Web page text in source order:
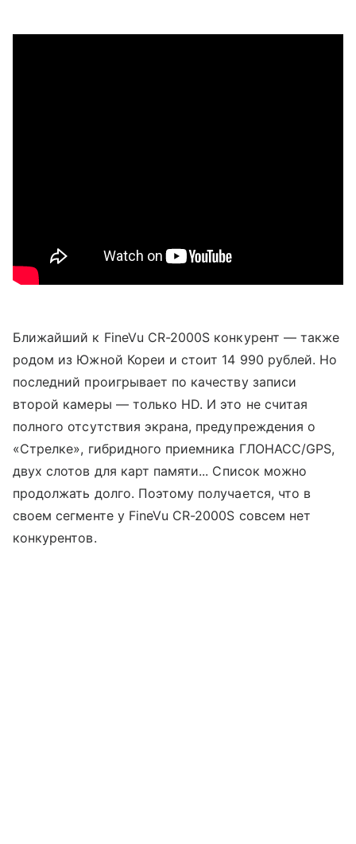
Ближайший к FineVu CR-2000S конкурент — также
родом из Южной Кореи и стоит 14 990 рублей. Но
последний проигрывает по качеству записи
второй камеры — только HD. И это не считая
полного отсутствия экрана, предупреждения о
«Стрелке», гибридного приемника ГЛОНАСС/GPS,
двух слотов для карт памяти... Список можно
продолжать долго. Поэтому получается, что в
своем сегменте у FineVu CR-2000S совсем нет
конкурентов.